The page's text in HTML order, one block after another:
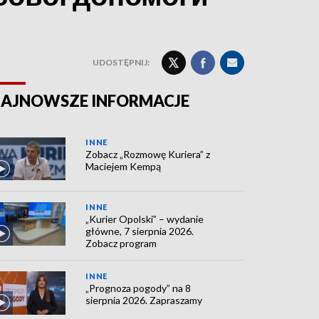
UDOSTĘPNIJ:
INFORMACJE
INNE
Zobacz „Rozmowę Kuriera” z
Maciejem Kempą
INNE
„Kurier Opolski” – wydanie
główne, 7 sierpnia 2026.
Zobacz program
INNE
„Prognoza pogody” na 8
sierpnia 2026. Zapraszamy